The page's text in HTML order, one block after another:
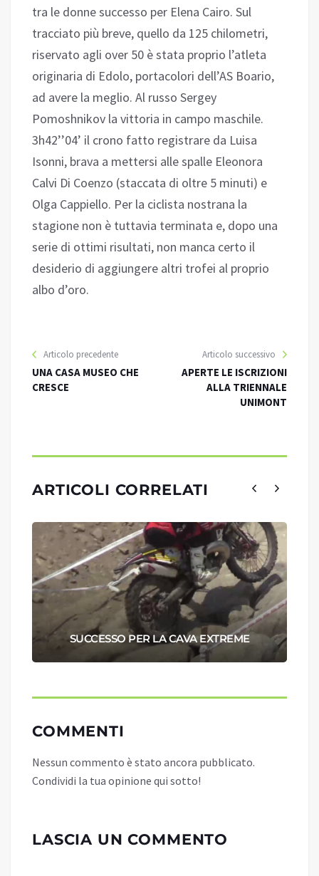
tra le donne successo per Elena Cairo. Sul
tracciato più breve, quello da 125 chilometri,
riservato agli over 50 è stata proprio l’atleta
originaria di Edolo, portacolori dell’AS Boario,
ad avere la meglio. Al russo Sergey
Pomoshnikov la vittoria in campo maschile.
3h42’’04’ il crono fatto registrare da Luisa
Isonni, brava a mettersi alle spalle Eleonora
Calvi Di Coenzo (staccata di oltre 5 minuti) e
Olga Cappiello. Per la ciclista nostrana la
stagione non è tuttavia terminata e, dopo una
serie di ottimi risultati, non manca certo il
desiderio di aggiungere altri trofei al proprio
albo d’oro.
Articolo precedente
UNA CASA MUSEO CHE
CRESCE
Articolo successivo
APERTE LE ISCRIZIONI
ALLA TRIENNALE
UNIMONT
ARTICOLI CORRELATI
SUCCESSO PER LA CAVA EXTREME
COMMENTI
Nessun commento è stato ancora pubblicato.
Condividi la tua opinione qui sotto!
LASCIA UN COMMENTO